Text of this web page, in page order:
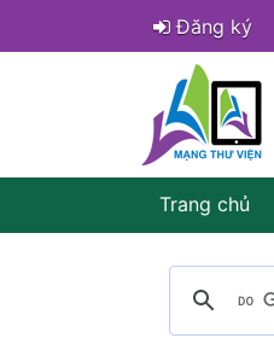
Đăng ký
Trang chủ